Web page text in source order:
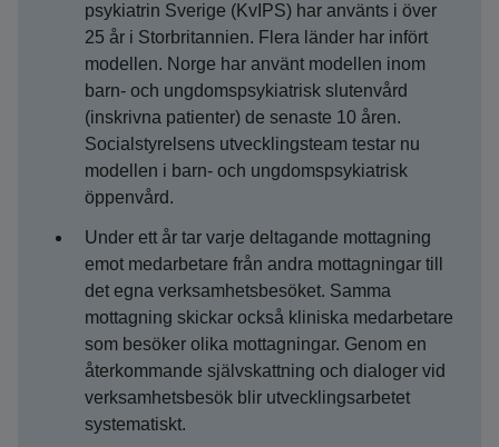
psykiatrin Sverige (KvIPS) har använts i över
25 år i Storbritannien. Flera länder har infört
modellen. Norge har använt modellen inom
barn- och ungdomspsykiatrisk slutenvård
(inskrivna patienter) de senaste 10 åren.
Socialstyrelsens utvecklingsteam testar nu
modellen i barn- och ungdomspsykiatrisk
öppenvård.
Under ett år tar varje deltagande mottagning
emot medarbetare från andra mottagningar till
det egna verksamhetsbesöket. Samma
mottagning skickar också kliniska medarbetare
som besöker olika mottagningar. Genom en
återkommande självskattning och dialoger vid
verksamhetsbesök blir utvecklingsarbetet
systematiskt.